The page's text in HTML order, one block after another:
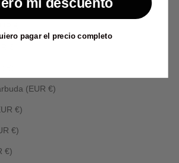
L)
(EUR €)
€)
€)
€)
pagar el precio completo